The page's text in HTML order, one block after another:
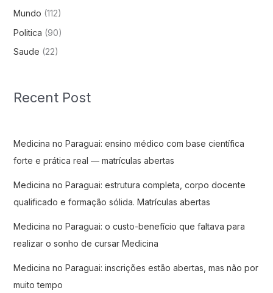
Mundo (112)
Politica (90)
Saude (22)
Recent Post
Medicina no Paraguai: ensino médico com base científica
forte e prática real — matrículas abertas
Medicina no Paraguai: estrutura completa, corpo docente
qualificado e formação sólida. Matrículas abertas
Medicina no Paraguai: o custo-benefício que faltava para
realizar o sonho de cursar Medicina
Medicina no Paraguai: inscrições estão abertas, mas não por
muito tempo